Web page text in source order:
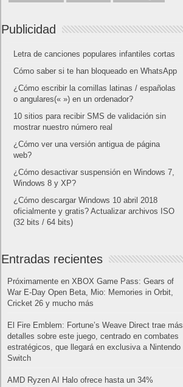
Publicidad
Letra de canciones populares infantiles cortas
Cómo saber si te han bloqueado en WhatsApp
¿Cómo escribir la comillas latinas / españolas
o angulares(« ») en un ordenador?
10 sitios para recibir SMS de validación sin
mostrar nuestro número real
¿Cómo ver una versión antigua de página
web?
¿Cómo desactivar suspensión en Windows 7,
Windows 8 y XP?
¿Cómo descargar Windows 10 abril 2018
oficialmente y gratis? Actualizar archivos ISO
(32 bits / 64 bits)
Entradas recientes
Próximamente en XBOX Game Pass: Gears of
War E-Day Open Beta, Mio: Memories in Orbit,
Cricket 26 y mucho más
El Fire Emblem: Fortune’s Weave Direct trae más
detalles sobre este juego, centrado en combates
estratégicos, que llegará en exclusiva a Nintendo
Switch
AMD Ryzen AI Halo ofrece hasta un 34%